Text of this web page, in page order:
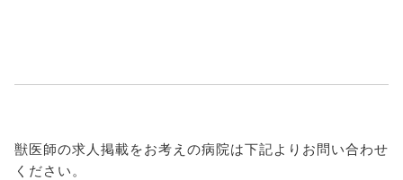
獣医師の求人掲載をお考えの病院は下記よりお問い合わせ
ください。